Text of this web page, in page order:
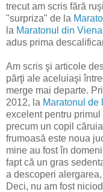
trecut am scris fără
"surpriza" de la
la Maratonul din Viena
adus prima
Am scris şi articole
părţi ale aceluiaşi
merge mai departe.
2012, la Maratonul de
excelent pentru
precum un copil
frumoasă este noua
mine au fost în
fapt că un gras
a descoperi
Deci, nu am fost